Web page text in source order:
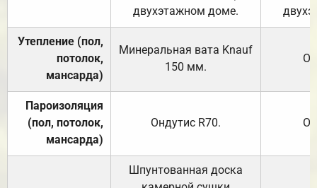
двухэтажном доме.
Утепление (пол,
потолок,
мансарда)
Минеральная вата Knauf
150 мм.
Пароизоляция
(пол, потолок,
мансарда)
Ондутис R70.
Шпунтованная доска